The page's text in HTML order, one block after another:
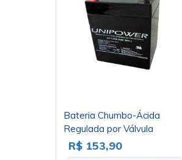
Bateria Chumbo-Ácida
Regulada por Válvula
(VRLA) UP1250 (12V 5Ah)
R$ 153,90